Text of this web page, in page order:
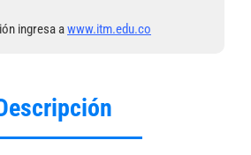
ingresa awww.itm.edu.co